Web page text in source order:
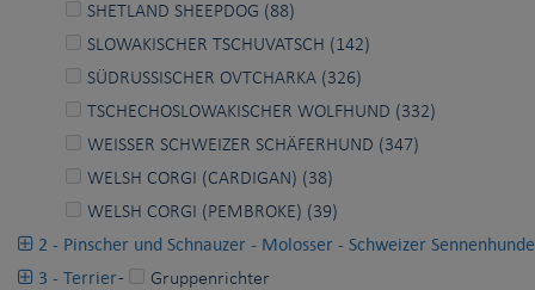
SHETLAND SHEEPDOG (88)
SLOWAKISCHER TSCHUVATSCH (142)
SÜDRUSSISCHER OVTCHARKA (326)
TSCHECHOSLOWAKISCHER WOLFHUND (332)
WEISSER SCHWEIZER SCHÄFERHUND (347)
WELSH CORGI (CARDIGAN) (38)
WELSH CORGI (PEMBROKE) (39)
2 - Pinscher und Schnauzer - Molosser - Schweizer Sennenhunde
3 - Terrier- Gruppenrichter